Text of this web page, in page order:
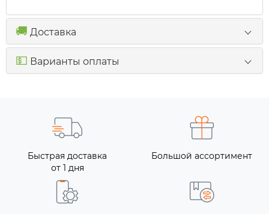
🚚 Доставка
💵 Варианты оплаты
Быстрая доставка
от 1 дня
Большой ассортимент